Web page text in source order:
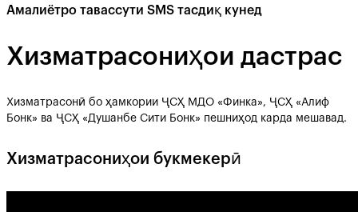
Амалиётро тавассути SMS тасдиқ кунед
Хизматрасониҳои дастрас
Хизматрасонӣ бо ҳамкории ҶСҲ МДО «Финка», ҶСҲ «Алиф
Бонк» ва ҶСҲ «Душанбе Сити Бонк» пешниҳод карда мешавад.
Хизматрасониҳои букмекерӣ